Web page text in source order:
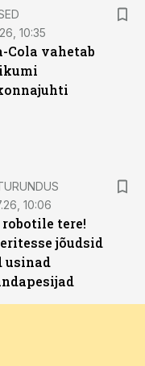
10:35
Cola vahetab
10:06
tere!
jõudsid
usinad